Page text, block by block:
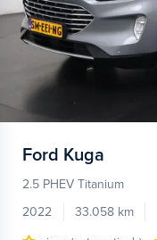
Ford Kuga
2.5 PHEV Titanium
2022
33.058 km